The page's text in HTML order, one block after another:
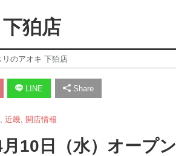
狛店
リのアオキ 下狛店
LINE Share
近畿, 開店情報
10日（水）オープン